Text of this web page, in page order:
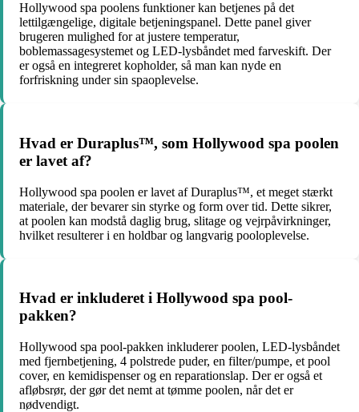
Hollywood spa poolens funktioner kan betjenes på det
lettilgængelige, digitale betjeningspanel. Dette panel giver
brugeren mulighed for at justere temperatur,
boblemassagesystemet og LED-lysbåndet med farveskift. Der
er også en integreret kopholder, så man kan nyde en
forfriskning under sin spaoplevelse.
Hvad er Duraplus™, som Hollywood spa poolen
er lavet af?
Hollywood spa poolen er lavet af Duraplus™, et meget stærkt
materiale, der bevarer sin styrke og form over tid. Dette sikrer,
at poolen kan modstå daglig brug, slitage og vejrpåvirkninger,
hvilket resulterer i en holdbar og langvarig pooloplevelse.
Hvad er inkluderet i Hollywood spa pool-
pakken?
Hollywood spa pool-pakken inkluderer poolen, LED-lysbåndet
med fjernbetjening, 4 polstrede puder, en filter/pumpe, et pool
cover, en kemidispenser og en reparationslap. Der er også et
afløbsrør, der gør det nemt at tømme poolen, når det er
nødvendigt.